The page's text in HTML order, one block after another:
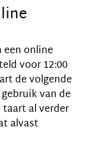
eenonline
voor 12:00
de volgende
van de
al verder
alvast